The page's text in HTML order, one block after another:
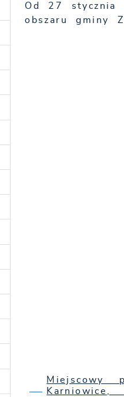
Od 27 stycznia
obszaru gminy
Miejscowy